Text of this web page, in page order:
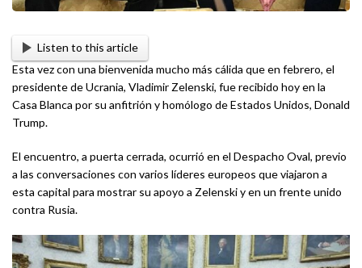
Listen to this article
Esta vez con una bienvenida mucho más cálida que en febrero, el
presidente de Ucrania, Vladimir Zelenski, fue recibido hoy en la
Casa Blanca por su anfitrión y homólogo de Estados Unidos, Donald
Trump.
El encuentro, a puerta cerrada, ocurrió en el Despacho Oval, previo
a las conversaciones con varios líderes europeos que viajaron a
esta capital para mostrar su apoyo a Zelenski y en un frente unido
contra Rusia.